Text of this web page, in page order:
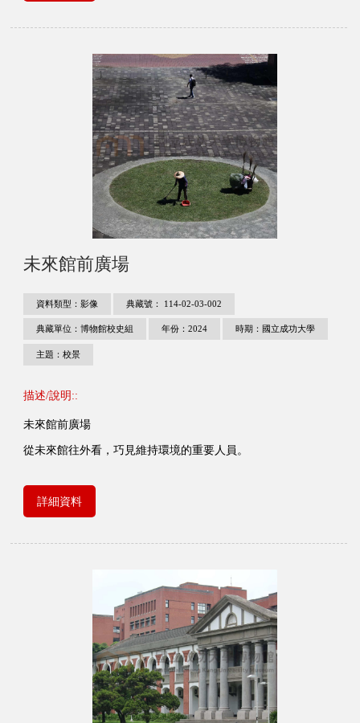
未來館前廣場
資料類型：影像 典藏號： 114-02-03-002
典藏單位：博物館校史組 年份：2024 時期：國立成功大學
主題：校景
描述/說明::
未來館前廣場
從未來館往外看，巧見維持環境的重要人員。
詳細資料